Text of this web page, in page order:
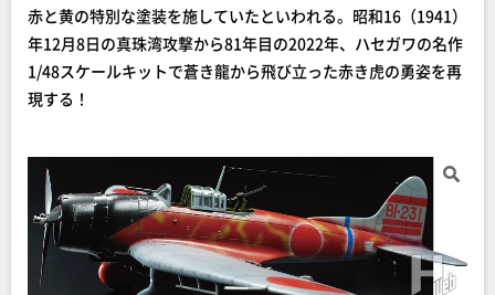
赤と黄の特別な塗装を施していたといわれる。昭和16（1941）
年12月8日の真珠湾攻撃から81年目の2022年、ハセガワの名作
1/48スケールキットで蒼き龍から飛び立った赤き虎の勇姿を再
現する！